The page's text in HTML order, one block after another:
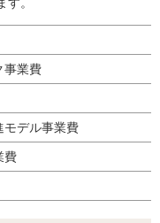
事業費
デル事業費
費